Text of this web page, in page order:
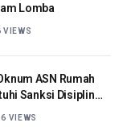
Lomba
VIEWS
ASN Rumah
Sanksi Disiplin
VIEWS